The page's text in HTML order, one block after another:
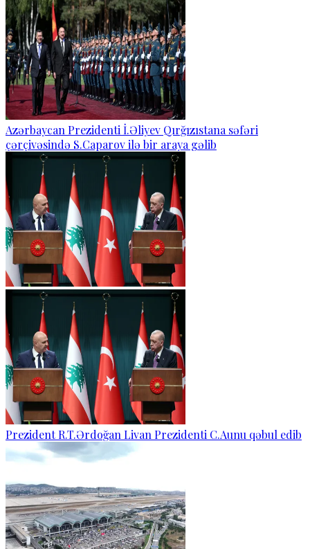
Azərbaycan Prezidenti İ.Əliyev Qırğızıstana səfəri
çərçivəsində S.Caparov ilə bir araya gəlib
Prezident R.T.Ərdoğan Livan Prezidenti C.Aunu qəbul edib